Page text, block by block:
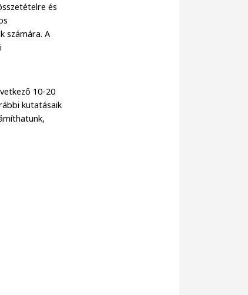
és
számára. A
10-20
kutatásaik